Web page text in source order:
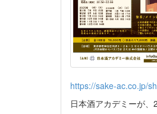
https://sake-ac.co.jp/
日本酒アカデミーが、